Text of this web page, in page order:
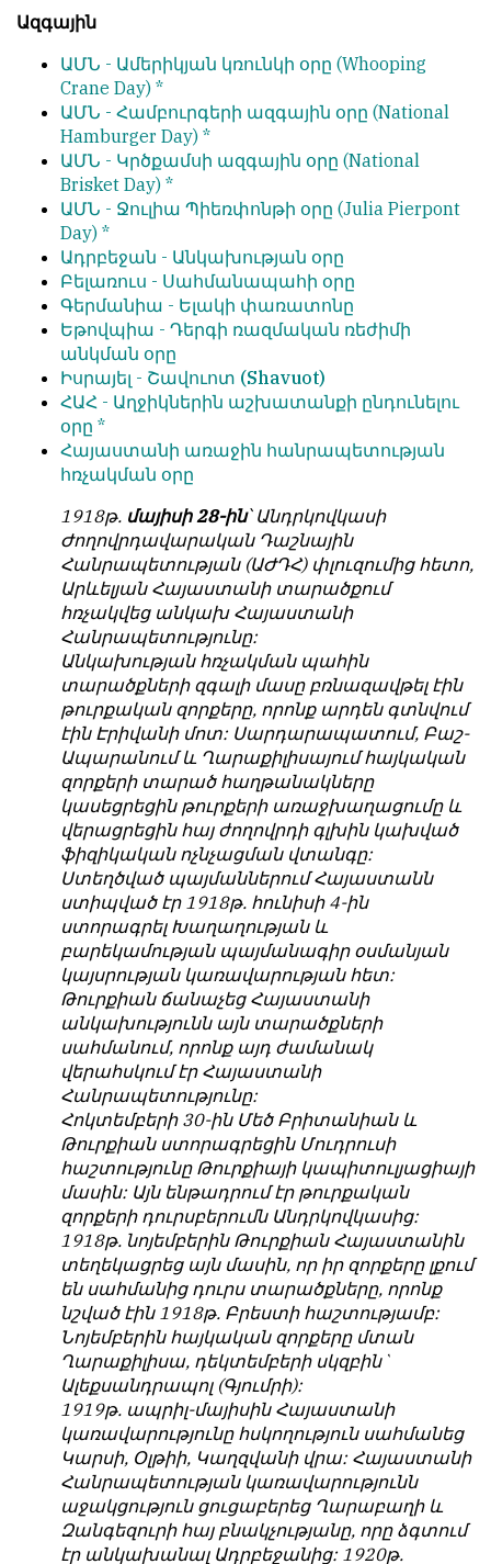
Мнение
редакции
не
является
обязательным
условием
для
публикации.
Противоположные
мнения
публикуются,
даже
если
принимаются
восторга.
Главный
редактор
Армен
Геворкян
այնքան
գրկաբաց
են,
սակայն
հրապարակվում
նույն
իրավունքով։
Գովազդային
տեքստերը,
լուսանկարները
բովանդակությունը
Խմբագրության
վերահսկողությունից
դուրս
Խմբագիր-
տնօրեն՝
Արմեն
Գևորգյան
Ազգային
ԱՄՆ - Ամերիկյան կռունկի օրը (Whooping
Crane Day) *
ԱՄՆ - Համբուրգերի ազգային օրը (National
Hamburger Day) *
ԱՄՆ - Կրծքամսի ազգային օրը (National
Brisket Day) *
ԱՄՆ - Ջուլիա Պիեռփոնթի օրը (Julia Pierpont
Day) *
Ադրբեջան - Անկախության օրը
Բելառուս - Սահմանապահի օրը
Գերմանիա - Ելակի փառատոնը
Եթովպիա - Դերգի ռազմական ռեժիմի
անկման օրը
Իսրայել - Շավուոտ (Shavuot)
ՀԱՀ - Աղջիկներին աշխատանքի ընդունելու
օրը *
Հայաստանի առաջին հանրապետության
հռչակման օրը
1918թ. մայիսի 28-ին՝ Անդրկովկասի
Ժողովրդավարական Դաշնային
Հանրապետության (ԱԺԴՀ) փլուզումից հետո,
Արևելյան Հայաստանի տարածքում
հռչակվեց անկախ Հայաստանի
Հանրապետությունը:
Անկախության հռչակման պահին
տարածքների զգալի մասը բռնազավթել էին
թուրքական զորքերը, որոնք արդեն գտնվում
էին Էրիվանի մոտ: Սարդարապատում, Բաշ-
Ապարանում և Ղարաքիլիսայում հայկական
զորքերի տարած հաղթանակները
կասեցրեցին թուրքերի առաջխաղացումը և
վերացրեցին հայ ժողովրդի գլխին կախված
ֆիզիկական ոչնչացման վտանգը:
Ստեղծված պայմաններում Հայաստանն
ստիպված էր 1918թ. հունիսի 4-ին
ստորագրել Խաղաղության և
բարեկամության պայմանագիր օսմանյան
կայսրության կառավարության հետ:
Թուրքիան ճանաչեց Հայաստանի
անկախությունն այն տարածքների
սահմանում, որոնք այդ ժամանակ
վերահսկում էր Հայաստանի
Հանրապետությունը:
Հոկտեմբերի 30-ին Մեծ Բրիտանիան և
Թուրքիան ստորագրեցին Մուդրուսի
հաշտությունը Թուրքիայի կապիտուլյացիայի
մասին: Այն ենթադրում էր թուրքական
զորքերի դուրսբերումն Անդրկովկասից:
1918թ. նոյեմբերին Թուրքիան Հայաստանին
տեղեկացրեց այն մասին, որ իր զորքերը լքում
են սահմանից դուրս տարածքները, որոնք
նշված էին 1918թ. Բրեստի հաշտությամբ:
Նոյեմբերին հայկական զորքերը մտան
Ղարաքիլիսա, դեկտեմբերի սկզբին`
Ալեքսանդրապոլ (Գյումրի):
1919թ. ապրիլ-մայիսին Հայաստանի
կառավարությունը հսկողություն սահմանեց
Կարսի, Օլթիի, Կաղզվանի վրա: Հայաստանի
Հանրապետության կառավարությունն
աջակցություն ցուցաբերեց Ղարաբաղի և
Զանգեզուրի հայ բնակչությանը, որը ձգտում
էր անկախանալ Ադրբեջանից: 1920թ.